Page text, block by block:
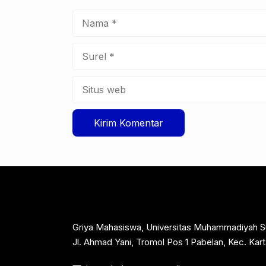
Griya Mahasiswa, Universitas Muhammadiyah
Jl. Ahmad Yani, Tromol Pos 1 Pabelan, Kec.